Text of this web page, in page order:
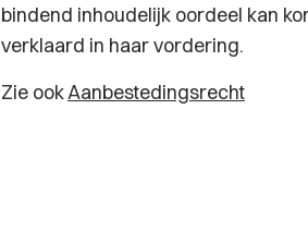
bindend inhoudelijk oordeel kan
verklaard in haar vordering.
Zie ookAanbestedingsrecht